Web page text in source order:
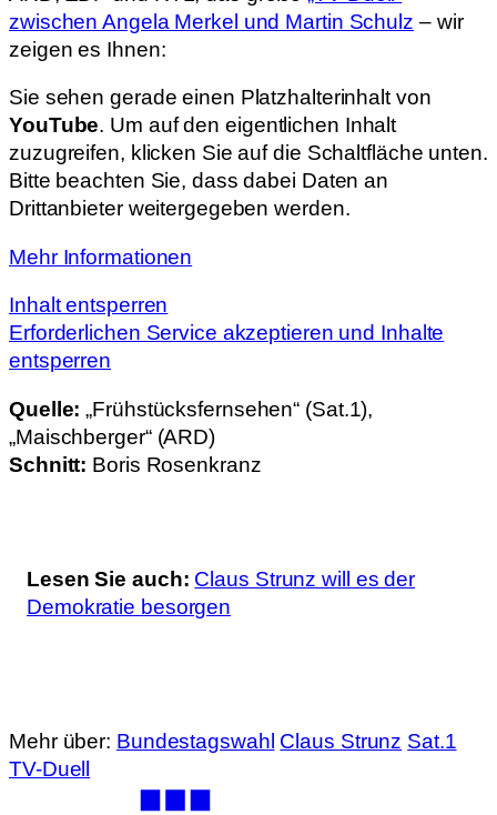
zwischen Angela Merkel und Martin Schulz – wir
zeigen es Ihnen:
Sie sehen gerade einen Platzhalterinhalt von
YouTube. Um auf den eigentlichen Inhalt
zuzugreifen, klicken Sie auf die Schaltfläche unten.
Bitte beachten Sie, dass dabei Daten an
Drittanbieter weitergegeben werden.
Mehr Informationen
Inhalt entsperren
Erforderlichen Service akzeptieren und Inhalte
entsperren
Quelle: „Frühstücksfernsehen“ (Sat.1),
„Maischberger“ (ARD)
Schnitt: Boris Rosenkranz
Lesen Sie auch: Claus Strunz will es der
Demokratie besorgen
Mehr über: Bundestagswahl Claus Strunz Sat.1
TV-Duell